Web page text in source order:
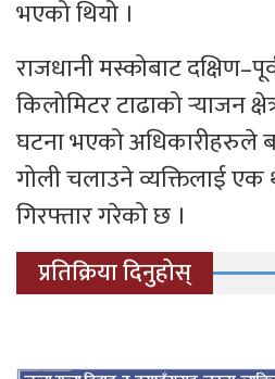
भएको थियो ।
राजधानी मस्कोबाट
किलोमिटर टाढाको र्‍याजन
घटना भएको अधिकारीहरुले
गोली चलाउने व्यक्तिलाई
गिरफ्तार गरेको छ ।
प्रतिक्रिया दिनुहोस्